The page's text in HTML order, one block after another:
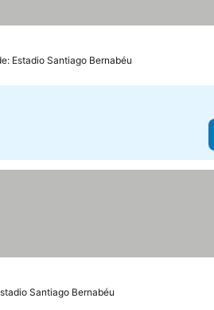
Estadio Santiago Bernabéu
Santiago Bernabéu